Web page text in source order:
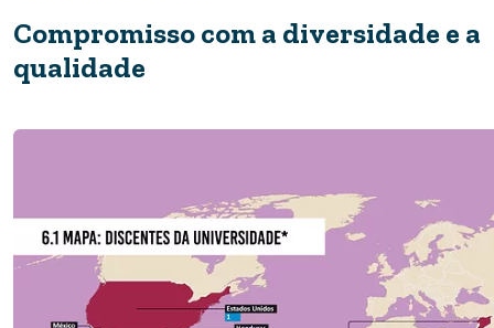
Compromisso com a diversidade e a
qualidade